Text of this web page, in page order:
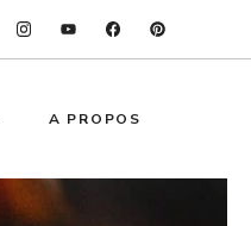
A PROPOS